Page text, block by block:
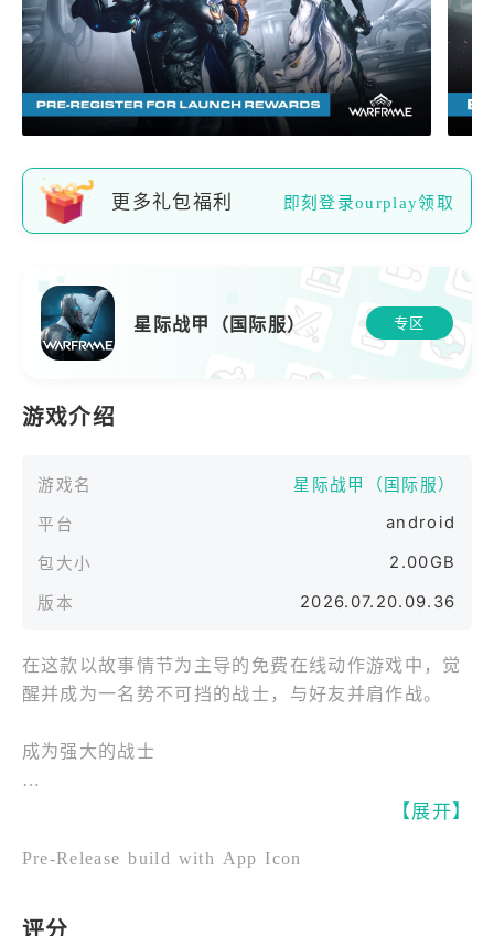
更多礼包福利 即刻登录ourplay领取
星际战甲（国际服） 专区
游戏介绍
游戏名
星际战甲（国际服）
平台
android
包大小 2.00GB
版本 2026.07.20.09.36
在这款以故事情节为主导的免费在线动作游戏中，觉
醒并成为一名势不可挡的战士，与好友并肩作战。
成为强大的战士
进入你的战甲——一个拥有无尽力量的生物机械化
力地歼灭成群的敌人。杀戮间隙时，你可以挣取或立
特的技能——供你随心所欲的控制混乱战局。
【展开】
Pre-Release build with App Icon
评分